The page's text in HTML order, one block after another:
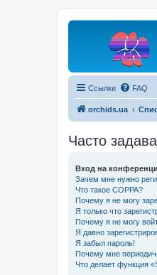
Ссылки FAQ
orchids.ua
Часто
Вход на
Зачем мне нужно
Что такое COPPA?
Почему я не могу
Я только что
Почему я не могу
Я давно
Я забыл пароль!
Почему мне
Что делает функция